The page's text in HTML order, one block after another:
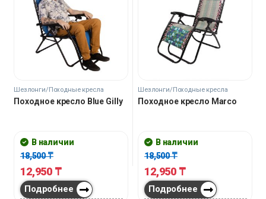
Шезлонги/Походные кресла
Походное кресло Blue Gilly
В наличии
18,500₸
12,950 ₸
Подробнее
Шезлонги/Походные кресла
Походное кресло Marco
В наличии
18,500₸
12,950 ₸
Подробнее